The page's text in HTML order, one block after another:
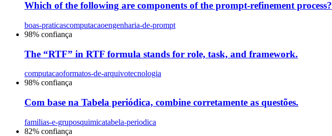
Which of the following are components of the prompt-refinement process?
boas-praticascomputacaoengenharia-de-prompt
98% confiança
The “RTF” in RTF formula stands for role, task, and framework.
computacaoformatos-de-arquivotecnologia
98% confiança
Com base na Tabela periódica, combine corretamente as questões.
familias-e-gruposquimicatabela-periodica
82% confiança